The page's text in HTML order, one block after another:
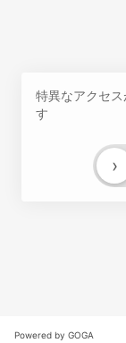
特異なアクセ
す
›
Powered by GOGA